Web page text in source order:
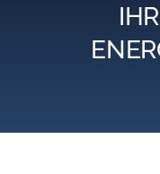
Partner werden